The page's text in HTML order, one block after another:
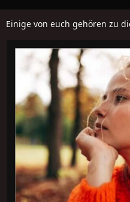
Einige von euch gehören zu